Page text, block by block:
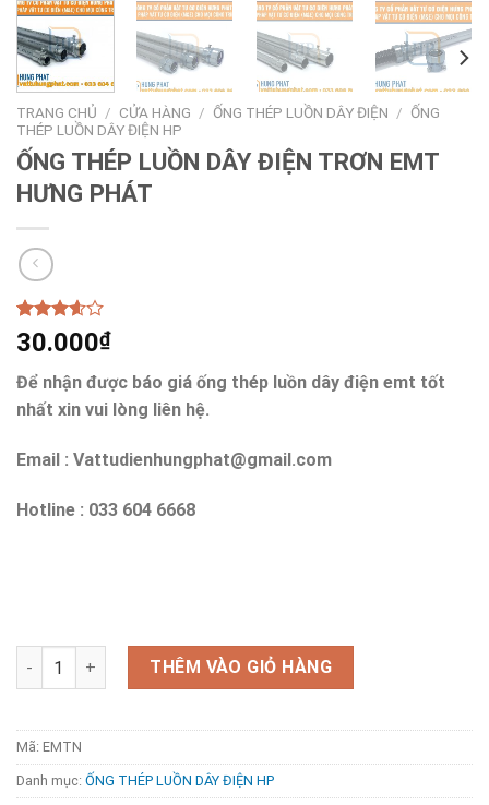
TRANG CHỦ / CỬA HÀNG / ỐNG THÉP LUỒN DÂY ĐIỆN / ỐNG
THÉP LUỒN DÂY ĐIỆN HP
ỐNG THÉP LUỒN DÂY ĐIỆN TRƠN EMT
HƯNG PHÁT
3.60
trên 5
5
đánh giá
30.000₫
Để nhận được báo giá ống thép luồn dây điện emt tốt
nhất xin vui lòng liên hệ.
Email : Vattudienhungphat@gmail.com
Hotline : 033 604 6668
ỐNG THÉP LUỒN DÂY ĐIỆN TRƠN EMT HƯNG PHÁT số lượng
THÊM VÀO GIỎ HÀNG
Mã: EMTN
Danh mục: ỐNG THÉP LUỒN DÂY ĐIỆN HP